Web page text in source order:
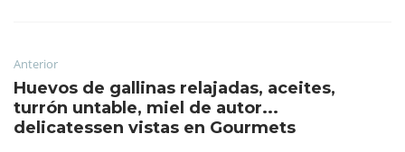
Anterior
Huevos de gallinas relajadas, aceites,
turrón untable, miel de autor...
delicatessen vistas en Gourmets